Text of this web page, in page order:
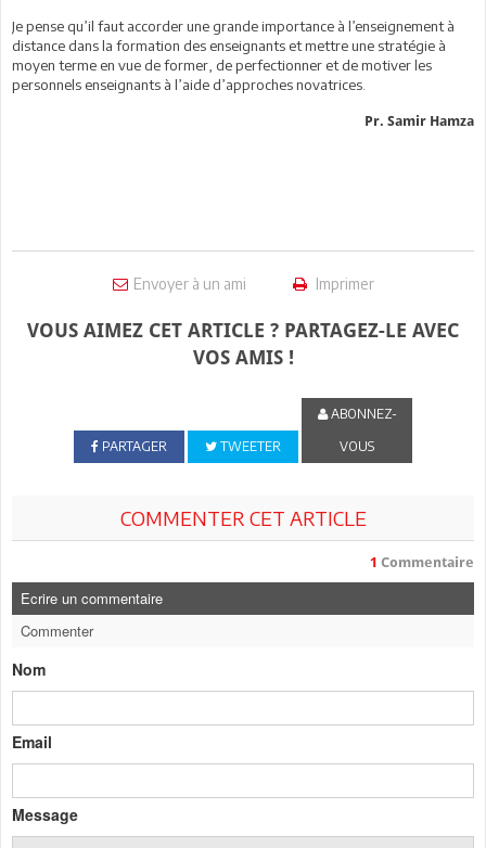
Je pense qu’il faut accorder une grande importance à l’enseignement à
distance dans la formation des enseignants et mettre une stratégie à
moyen terme en vue de former, de perfectionner et de motiver les
personnels enseignants à l’aide d’approches novatrices.
Pr. Samir Hamza
Envoyer à un ami Imprimer
VOUS AIMEZ CET ARTICLE ? PARTAGEZ-LE AVEC
VOS AMIS !
PARTAGER TWEETER
ABONNEZ-
VOUS
COMMENTER CET ARTICLE
1 Commentaire
Ecrire un commentaire
Commenter
Nom
Email
Message